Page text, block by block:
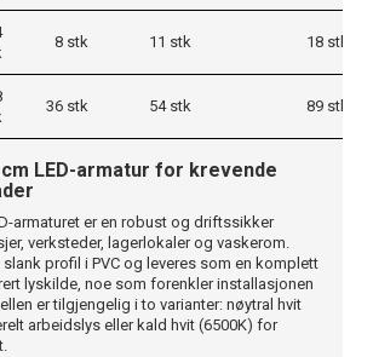
8 stk 11 stk 18 stk
36 stk 54 stk 89 stk
LED-armatur for krevende
armaturet er en robust og driftssikker
verksteder, lagerlokaler og vaskerom.
slank profil i PVC og leveres som en komplett
lyskilde, noe som forenkler installasjonen
er tilgjengelig i to varianter: nøytral hvit
arbeidslys eller kald hvit (6500K) for